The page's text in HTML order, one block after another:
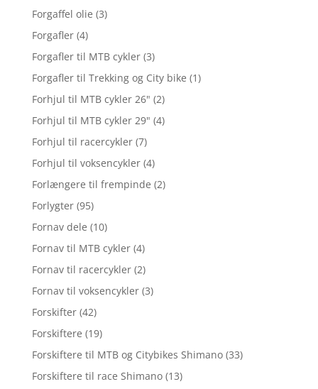
Forgaffel olie (3)
Forgafler (4)
Forgafler til MTB cykler (3)
Forgafler til Trekking og City bike (1)
Forhjul til MTB cykler 26" (2)
Forhjul til MTB cykler 29" (4)
Forhjul til racercykler (7)
Forhjul til voksencykler (4)
Forlængere til frempinde (2)
Forlygter (95)
Fornav dele (10)
Fornav til MTB cykler (4)
Fornav til racercykler (2)
Fornav til voksencykler (3)
Forskifter (42)
Forskiftere (19)
Forskiftere til MTB og Citybikes Shimano (33)
Forskiftere til race Shimano (13)